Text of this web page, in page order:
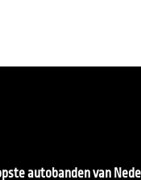
autobanden van